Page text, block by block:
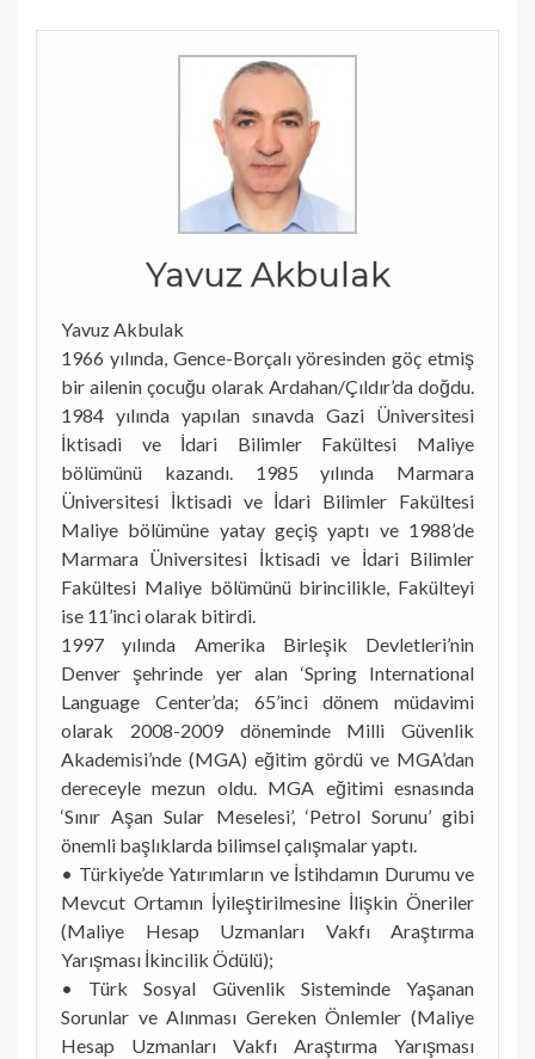
Yavuz Akbulak
Yavuz Akbulak
1966 yılında, Gence-Borçalı yöresinden göç etmiş
bir ailenin çocuğu olarak Ardahan/Çıldır’da doğdu.
1984 yılında yapılan sınavda Gazi Üniversitesi
İktisadi ve İdari Bilimler Fakültesi Maliye
bölümünü kazandı. 1985 yılında Marmara
Üniversitesi İktisadi ve İdari Bilimler Fakültesi
Maliye bölümüne yatay geçiş yaptı ve 1988’de
Marmara Üniversitesi İktisadi ve İdari Bilimler
Fakültesi Maliye bölümünü birincilikle, Fakülteyi
ise 11’inci olarak bitirdi.
1997 yılında Amerika Birleşik Devletleri’nin
Denver şehrinde yer alan ‘Spring International
Language Center’da; 65’inci dönem müdavimi
olarak 2008-2009 döneminde Milli Güvenlik
Akademisi’nde (MGA) eğitim gördü ve MGA’dan
dereceyle mezun oldu. MGA eğitimi esnasında
‘Sınır Aşan Sular Meselesi’, ‘Petrol Sorunu’ gibi
önemli başlıklarda bilimsel çalışmalar yaptı.
• Türkiye’de Yatırımların ve İstihdamın Durumu ve
Mevcut Ortamın İyileştirilmesine İlişkin Öneriler
(Maliye Hesap Uzmanları Vakfı Araştırma
Yarışması İkincilik Ödülü);
• Türk Sosyal Güvenlik Sisteminde Yaşanan
Sorunlar ve Alınması Gereken Önlemler (Maliye
Hesap Uzmanları Vakfı Araştırma Yarışması